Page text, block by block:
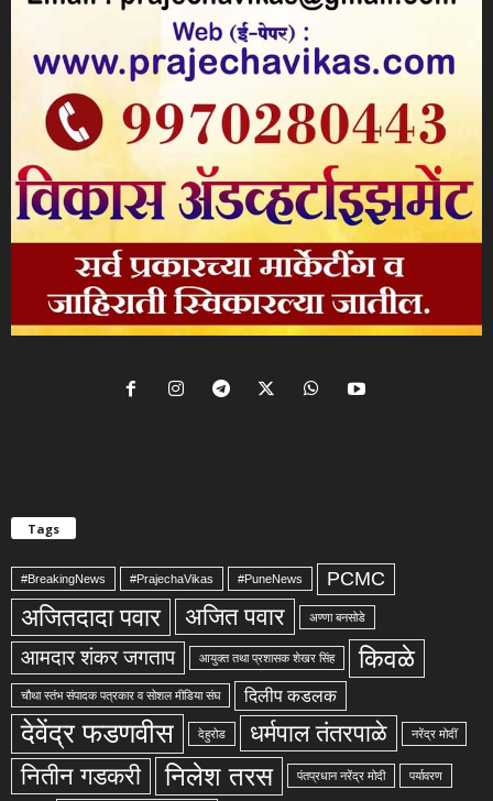
Tags
#BreakingNews #PrajechaVikas #PuneNews PCMC
अजितदादा पवार अजित पवार अण्णा बनसोडे
आमदार शंकर जगताप आयुक्त तथा प्रशासक शेखर सिंह किवळे
चौथा स्तंभ संपादक पत्रकार व सोशल मीडिया संघ दिलीप कडलक
देवेंद्र फडणवीस देहुरोड धर्मपाल तंतरपाळे नरेंद्र मोदीं
नितीन गडकरी निलेश तरस पंतप्रधान नरेंद्र मोदी पर्यावरण